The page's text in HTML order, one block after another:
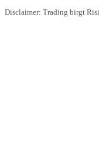
Disclaimer: Trading birgt